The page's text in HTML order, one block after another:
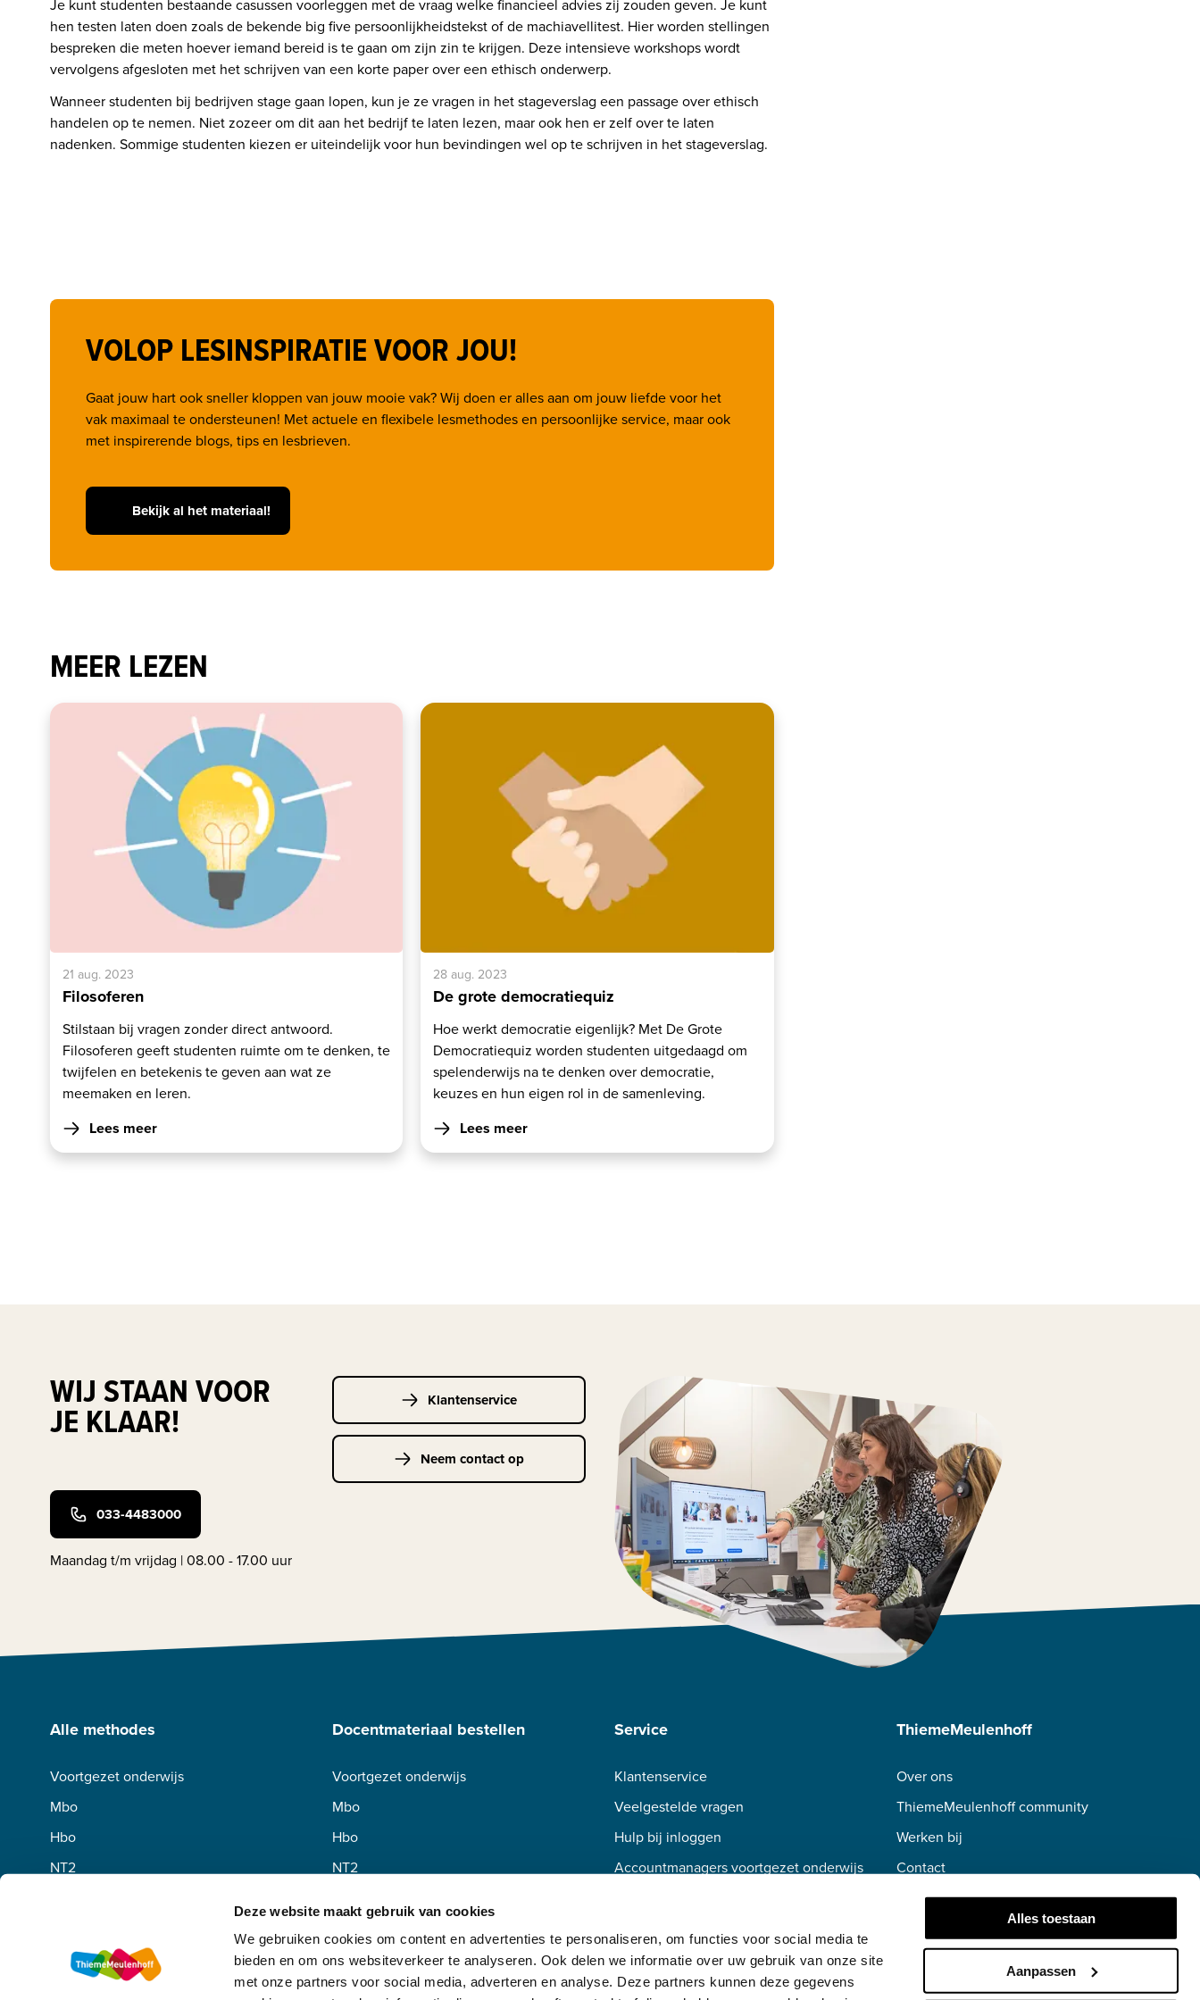
Deze website maakt gebruik van cookies
We gebruiken cookies om content en advertenties te personaliseren, om functies voor social media te
bieden en om ons websiteverkeer te analyseren. Ook delen we informatie over uw gebruik van onze site
met onze partners voor social media, adverteren en analyse. Deze partners kunnen deze gegevens
Alles toestaan
Aanpassen
Je kunt studenten bestaande casussen voorleggen met de vraag welke financieel advies zij zouden geven. Je kunt
hen testen laten doen zoals de bekende big five persoonlijkheidstekst of de machiavellitest. Hier worden stellingen
bespreken die meten hoever iemand bereid is te gaan om zijn zin te krijgen. Deze intensieve workshops wordt
vervolgens afgesloten met het schrijven van een korte paper over een ethisch onderwerp.
Wanneer studenten bij bedrijven stage gaan lopen, kun je ze vragen in het stageverslag een passage over ethisch
handelen op te nemen. Niet zozeer om dit aan het bedrijf te laten lezen, maar ook hen er zelf over te laten
nadenken. Sommige studenten kiezen er uiteindelijk voor hun bevindingen wel op te schrijven in het stageverslag.
VOLOP LESINSPIRATIE VOOR JOU!
Gaat jouw hart ook sneller kloppen van jouw mooie vak? Wij doen er alles aan om jouw liefde voor het
vak maximaal te ondersteunen! Met actuele en flexibele lesmethodes en persoonlijke service, maar ook
met inspirerende blogs, tips en lesbrieven.
Bekijk al het materiaal!
MEER LEZEN
21 aug. 2023
Filosoferen
Stilstaan bij vragen zonder direct antwoord.
Filosoferen geeft studenten ruimte om te denken, te
twijfelen en betekenis te geven aan wat ze
meemaken en leren.
Lees meer
28 aug. 2023
De grote democratiequiz
Hoe werkt democratie eigenlijk? Met De Grote
Democratiequiz worden studenten uitgedaagd om
spelenderwijs na te denken over democratie,
keuzes en hun eigen rol in de samenleving.
Lees meer
WIJ STAAN VOOR
JE KLAAR!
033-4483000
Maandag t/m vrijdag | 08.00 - 17.00 uur
Klantenservice
Neem contact op
Alle methodes
Voortgezet onderwijs
Mbo
Hbo
NT2
Docentmateriaal bestellen
Voortgezet onderwijs
Mbo
Hbo
NT2
Service
Klantenservice
Veelgestelde vragen
Hulp bij inloggen
Accountmanagers voortgezet onderwijs
ThiemeMeulenhoff
Over ons
ThiemeMeulenhoff community
Werken bij
Contact